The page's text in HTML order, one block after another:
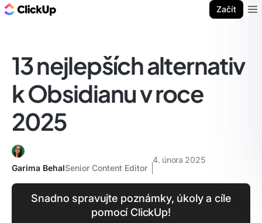
Začít
13 nejlepších alternativ
k Obsidianu v roce
2025
Garima BehalSenior Content Editor
4. února 2025
Snadno spravujte poznámky, úkoly a cíle
pomocí ClickUp!